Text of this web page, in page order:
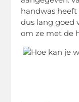
handwas heeft
dus lang goed
om ze met de